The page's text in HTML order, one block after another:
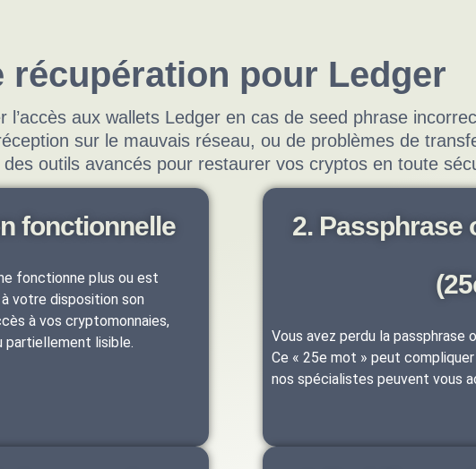
récupération pour Ledger
l’accès aux wallets Ledger en cas de seed phrase
sur le mauvais réseau, ou de problèmes de
outils avancés pour restaurer vos cryptos en toute
fonctionnelle
fonctionne plus ou est
votre disposition son
à vos cryptomonnaies,
partiellement lisible.
2. Passphrase
Vous avez perdu la
Ce « 25e mot » peut
nos spécialistes peuvent vous